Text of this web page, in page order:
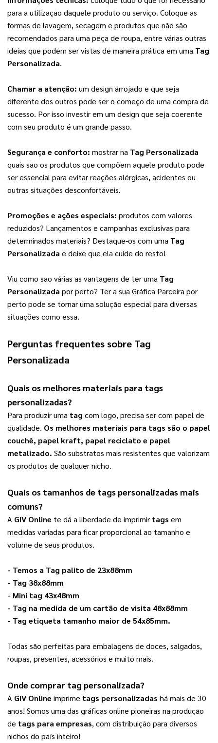
para a utilização daquele produto ou serviço. Coloque as
formas de lavagem, secagem e produtos que não são
recomendados para uma peça de roupa, entre várias outras
ideias que podem ser vistas de maneira prática em uma Tag
Personalizada.
Chamar a atenção: um design arrojado e que seja
diferente dos outros pode ser o começo de uma compra de
sucesso. Por isso investir em um design que seja coerente
com seu produto é um grande passo.
Segurança e conforto: mostrar na Tag Personalizada
quais são os produtos que compõem aquele produto pode
ser essencial para evitar reações alérgicas, acidentes ou
outras situações desconfortáveis.
Promoções e ações especiais: produtos com valores
reduzidos? Lançamentos e campanhas exclusivas para
determinados materiais? Destaque-os com uma Tag
Personalizada e deixe que ela cuide do resto!
Viu como são várias as vantagens de ter uma Tag
Personalizada por perto? Ter a sua Gráfica Parceira por
perto pode se tornar uma solução especial para diversas
situações como essa.
Perguntas frequentes sobre Tag
Personalizada
Quais os melhores materiais para tags
personalizadas?
Para produzir uma tag com logo, precisa ser com papel de
qualidade. Os melhores materiais para tags são o papel
couchê, papel kraft, papel reciclato e papel
metalizado. São substratos mais resistentes que valorizam
os produtos de qualquer nicho.
Quais os tamanhos de tags personalizadas mais
comuns?
A GIV Online te dá a liberdade de imprimir tags em
medidas variadas para ficar proporcional ao tamanho e
volume de seus produtos.
- Temos a Tag palito de 23x88mm
- Tag 38x88mm
- Mini tag 43x48mm
- Tag na medida de um cartão de visita 48x88mm
- Tag etiqueta tamanho maior de 54x85mm.
Todas são perfeitas para embalagens de doces, salgados,
roupas, presentes, acessórios e muito mais.
Onde comprar tag personalizada?
A GIV Online imprime tags personalizadas há mais de 30
anos! Somos uma das gráficas online pioneiras na produção
de tags para empresas, com distribuição para diversos
nichos do país inteiro!